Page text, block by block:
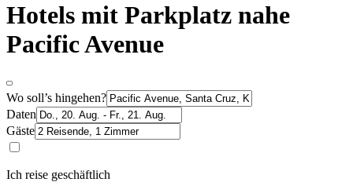
Hotels mit Parkplatz nahe
Pacific Avenue
Wo soll’s hingehen?
Daten
Gäste
Ich reise geschäftlich